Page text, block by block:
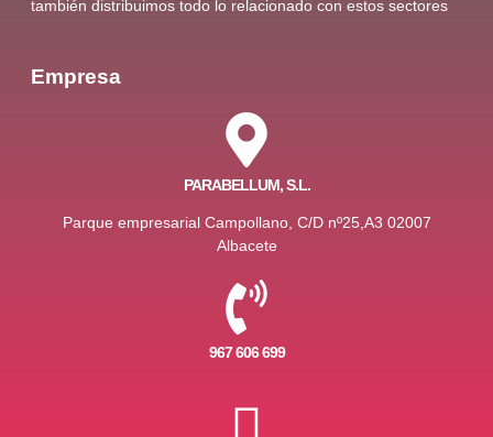
también distribuimos todo lo relacionado con estos sectores
Empresa
PARABELLUM, S.L.
Parque empresarial Campollano, C/D nº25,A3 02007
Albacete
967 606 699